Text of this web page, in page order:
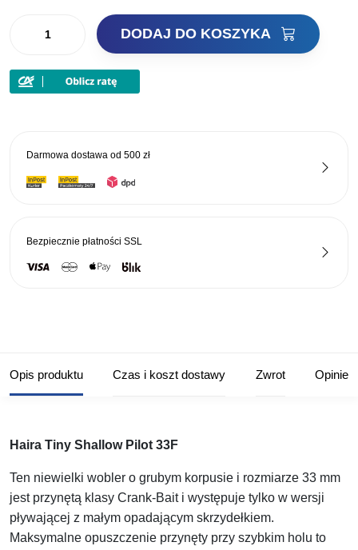
Wobler
Pilot
33F
DODAJ DO KOSZYKA
Darmowa dostawa od 500 zł
Bezpiecznie płatności SSL
Opis produktu Czas i koszt dostawy Zwrot Opinie
Haira Tiny Shallow Pilot 33F
Ten niewielki wobler o grubym korpusie i rozmiarze 33 mm
jest przynętą klasy Crank-Bait i występuje tylko w wersji
pływającej z małym opadającym skrzydełkiem.
Maksymalne opuszczenie przynęty przy szybkim holu to